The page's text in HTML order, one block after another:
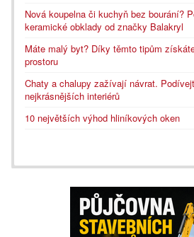
Nová koupelna či kuchyň bez bourání?
keramické obklady od značky Balakryl
Máte malý byt? Díky těmto tipům
prostoru
Chaty a chalupy zažívají návrat.
nejkrásnějších interiérů
10 největších výhod hliníkových oken